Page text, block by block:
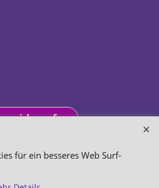
widerrufen
WebShop erstellt mit
für ein besseres Web Surf-